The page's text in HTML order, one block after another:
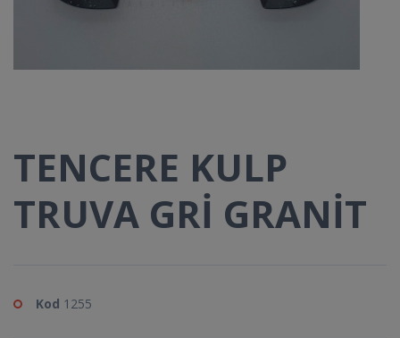
TENCERE KULP
TRUVA GRİ GRANİT
Kod 1255